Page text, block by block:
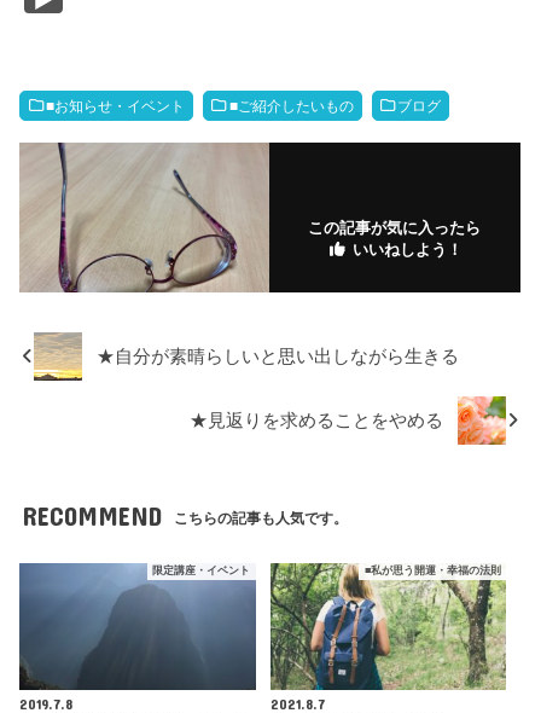
b
o
o
k
a
r
ar
.fr
n
M
ar
ks
■お知らせ・イベント ■ご紹介したいもの ブログ
この記事が気に入ったら
いいねしよう！
★自分が素晴らしいと思い出しながら生きる
★見返りを求めることをやめる
RECOMMEND こちらの記事も人気です。
限定講座・イベント
2019.7.8
■私が思う開運・幸福の法則
2021.8.7